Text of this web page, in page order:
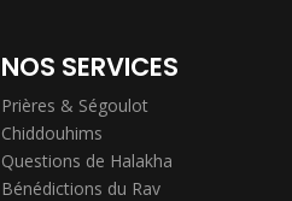
NOS SERVICES
Prières & Ségoulot
Chiddouhims
Questions de Halakha
Bénédictions du Rav